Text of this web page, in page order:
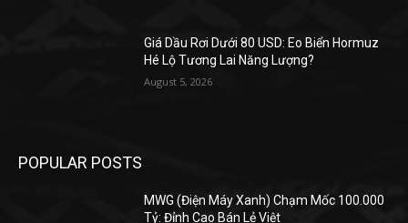
Giá Dầu Rơi Dưới 80 USD: Eo Biển Hormuz
Hé Lộ Tương Lai Năng Lượng?
August 5, 2026
POPULAR POSTS
MWG (Điện Máy Xanh) Chạm Mốc 100.000
Tỷ: Đỉnh Cao Bán Lẻ Việt